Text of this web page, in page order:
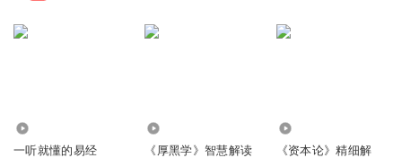
一听就懂的易经 《厚黑学》智慧解读
《资本论》精细解